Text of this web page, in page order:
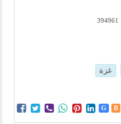
غزة
      G B